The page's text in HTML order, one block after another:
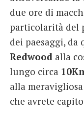
due ore di
particolarità del
dei paesaggi, da
Redwood alla
lungo circa
alla
che avrete